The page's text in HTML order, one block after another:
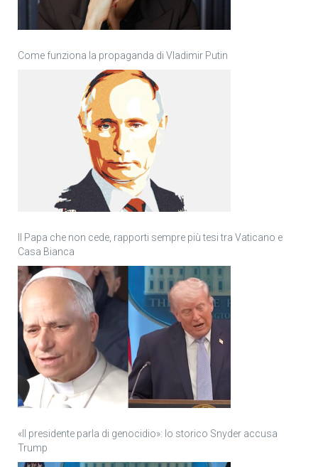
Come funziona la propaganda di Vladimir Putin
Il Papa che non cede, rapporti sempre più tesi tra Vaticano e
Casa Bianca
«Il presidente parla di genocidio»: lo storico Snyder accusa
Trump